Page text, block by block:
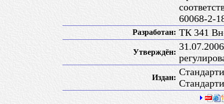
60068-2-
Разработан: ТК 341
Утверждён:
Издан: